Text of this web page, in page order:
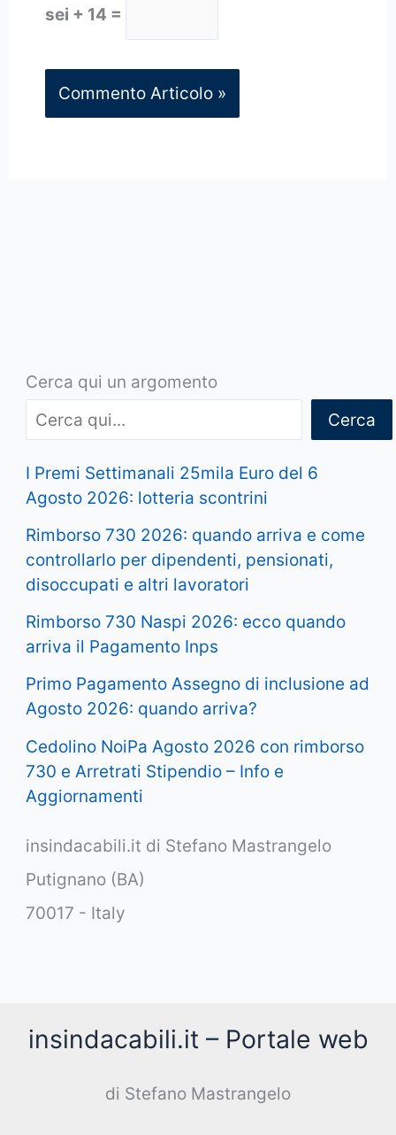
sei + 14 =
Cerca qui un argomento
Cerca
I Premi Settimanali 25mila Euro del 6
Agosto 2026: lotteria scontrini
Rimborso 730 2026: quando arriva e come
controllarlo per dipendenti, pensionati,
disoccupati e altri lavoratori
Rimborso 730 Naspi 2026: ecco quando
arriva il Pagamento Inps
Primo Pagamento Assegno di inclusione ad
Agosto 2026: quando arriva?
Cedolino NoiPa Agosto 2026 con rimborso
730 e Arretrati Stipendio – Info e
Aggiornamenti
insindacabili.it di Stefano Mastrangelo
Putignano (BA)
70017 - Italy
insindacabili.it – Portale web
di Stefano Mastrangelo